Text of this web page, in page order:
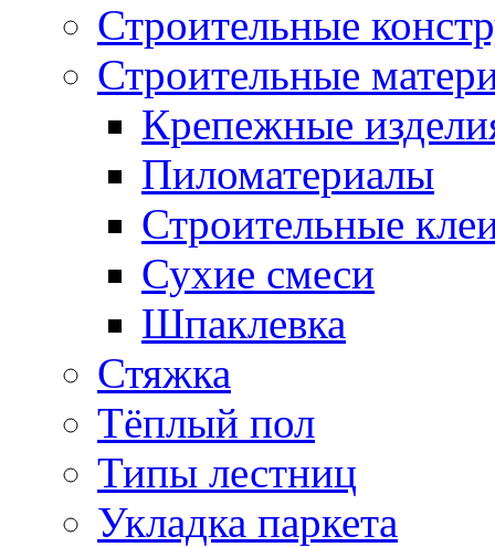
Строительные
Строительные
Крепежные
Пиломатериалы
Строительные
Сухие смеси
Шпаклевка
Стяжка
Тёплый пол
Типы лестниц
Укладка паркета